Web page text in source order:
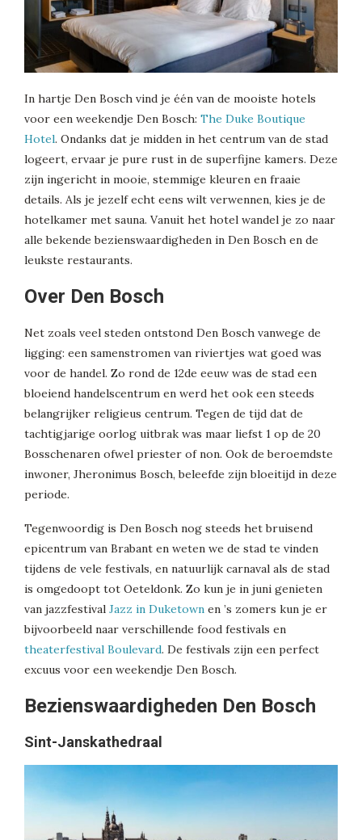
In hartje Den Bosch vind je één van de mooiste hotels
voor een weekendje Den Bosch: The Duke Boutique
Hotel. Ondanks dat je midden in het centrum van de stad
logeert, ervaar je pure rust in de superfijne kamers. Deze
zijn ingericht in mooie, stemmige kleuren en fraaie
details. Als je jezelf echt eens wilt verwennen, kies je de
hotelkamer met sauna. Vanuit het hotel wandel je zo naar
alle bekende bezienswaardigheden in Den Bosch en de
leukste restaurants.
Over Den Bosch
Net zoals veel steden ontstond Den Bosch vanwege de
ligging: een samenstromen van riviertjes wat goed was
voor de handel. Zo rond de 12de eeuw was de stad een
bloeiend handelscentrum en werd het ook een steeds
belangrijker religieus centrum. Tegen de tijd dat de
tachtigjarige oorlog uitbrak was maar liefst 1 op de 20
Bosschenaren ofwel priester of non. Ook de beroemdste
inwoner, Jheronimus Bosch, beleefde zijn bloeitijd in deze
periode.
Tegenwoordig is Den Bosch nog steeds het bruisend
epicentrum van Brabant en weten we de stad te vinden
tijdens de vele festivals, en natuurlijk carnaval als de stad
is omgedoopt tot Oeteldonk. Zo kun je in juni genieten
van jazzfestival Jazz in Duketown en ’s zomers kun je er
bijvoorbeeld naar verschillende food festivals en
theaterfestival Boulevard. De festivals zijn een perfect
excuus voor een weekendje Den Bosch.
Bezienswaardigheden Den Bosch
Sint-Janskathedraal